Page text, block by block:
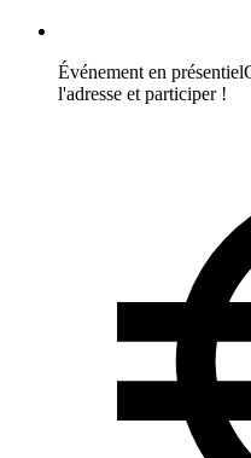
Événement en présentiel
l'adresse et participer !